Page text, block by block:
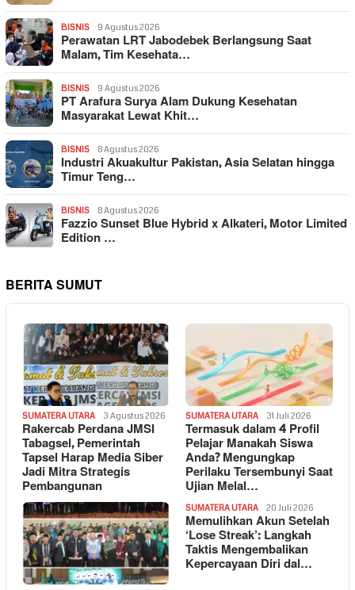
BISNIS 9 Agustus 2026
Perawatan LRT Jabodebek Berlangsung Saat
Malam, Tim Kesehata…
BISNIS 9 Agustus 2026
PT Arafura Surya Alam Dukung Kesehatan
Masyarakat Lewat Khit…
BISNIS 8 Agustus 2026
Industri Akuakultur Pakistan, Asia Selatan hingga
Timur Teng…
BISNIS 8 Agustus 2026
Fazzio Sunset Blue Hybrid x Alkateri, Motor Limited
Edition …
BERITA SUMUT
SUMATERA UTARA 3 Agustus 2026
Rakercab Perdana JMSI
Tabagsel, Pemerintah
Tapsel Harap Media Siber
Jadi Mitra Strategis
Pembangunan
SUMATERA UTARA 31 Juli 2026
Termasuk dalam 4 Profil
Pelajar Manakah Siswa
Anda? Mengungkap
Perilaku Tersembunyi Saat
Ujian Melal…
SUMATERA UTARA 20 Juli 2026
Memulihkan Akun Setelah
‘Lose Streak’: Langkah
Taktis Mengembalikan
Kepercayaan Diri dal…